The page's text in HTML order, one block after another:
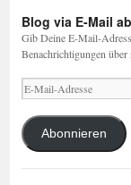
Blog via E-Mail
Gib Deine E-Mail-
Benachrichtigungen
E-
Mail-
Adresse
Abonnieren